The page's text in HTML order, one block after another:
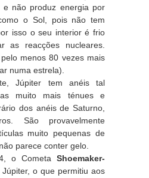
não produz energia por
o Sol, pois não tem
isso o seu interior é frio
as reacções nucleares.
menos 80 vezes mais
numa estrela).
Júpiter tem anéis tal
muito mais ténues e
dos anéis de Saturno,
São provavelmente
muito pequenas de
parece conter gelo.
o Cometa Shoemaker-
o que permitiu aos